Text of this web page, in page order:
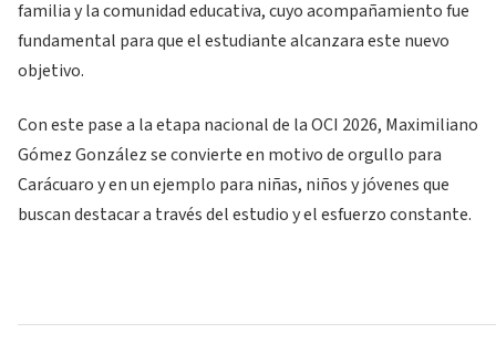
familia y la comunidad educativa, cuyo acompañamiento fue
fundamental para que el estudiante alcanzara este nuevo
objetivo.
Con este pase a la etapa nacional de la OCI 2026, Maximiliano
Gómez González se convierte en motivo de orgullo para
Carácuaro y en un ejemplo para niñas, niños y jóvenes que
buscan destacar a través del estudio y el esfuerzo constante.